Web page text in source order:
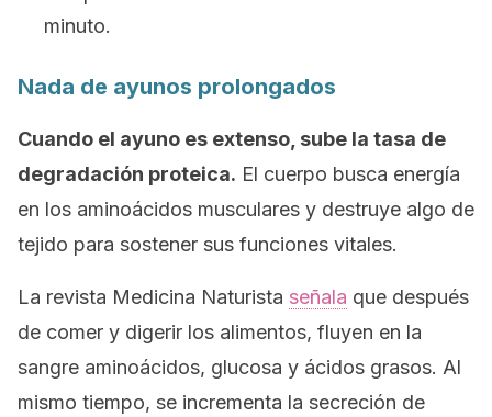
minuto.
Nada de ayunos prolongados
Cuando el ayuno es extenso, sube la tasa de
degradación proteica. El cuerpo busca energía
en los aminoácidos musculares y destruye algo de
tejido para sostener sus funciones vitales.
La revista Medicina Naturista señala que después
de comer y digerir los alimentos, fluyen en la
sangre aminoácidos, glucosa y ácidos grasos. Al
mismo tiempo, se incrementa la secreción de